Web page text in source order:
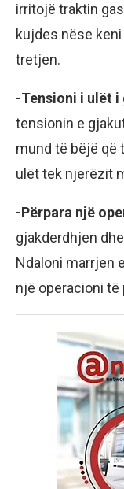
irritojë traktin
kujdes nëse
tretjen.
-Tensioni i ulët i
tensionin e
mund të bëjë që
ulët tek njerëzit
-Përpara një
gjakderdhjen
Ndaloni marrjen
një operacioni të